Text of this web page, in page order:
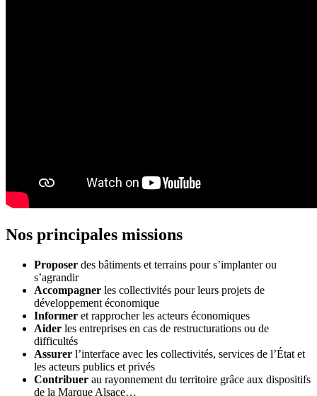
Nos principales missions
Proposer des bâtiments et terrains pour s’implanter ou
s’agrandir
Accompagner les collectivités pour leurs projets de
développement économique
Informer et rapprocher les acteurs économiques
Aider les entreprises en cas de restructurations ou de
difficultés
Assurer l’interface avec les collectivités, services de l’État et
les acteurs publics et privés
Contribuer au rayonnement du territoire grâce aux dispositifs
de la Marque Alsace…